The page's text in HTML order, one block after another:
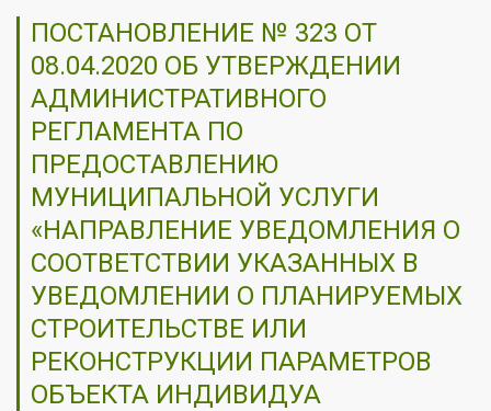
ПОСТАНОВЛЕНИЕ № 323 ОТ
08.04.2020 ОБ УТВЕРЖДЕНИИ
АДМИНИСТРАТИВНОГО
РЕГЛАМЕНТА ПО
ПРЕДОСТАВЛЕНИЮ
МУНИЦИПАЛЬНОЙ УСЛУГИ
«НАПРАВЛЕНИЕ УВЕДОМЛЕНИЯ О
СООТВЕТСТВИИ УКАЗАННЫХ В
УВЕДОМЛЕНИИ О ПЛАНИРУЕМЫХ
СТРОИТЕЛЬСТВЕ ИЛИ
РЕКОНСТРУКЦИИ ПАРАМЕТРОВ
ОБЪЕКТА ИНДИВИДУА